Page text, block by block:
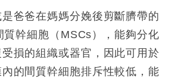
爸爸在媽媽分娩後剪斷臍帶的
幹細胞（MSCs），能夠分化
損的組織或器官，因此可用於
的間質幹細胞排斥性較低，能